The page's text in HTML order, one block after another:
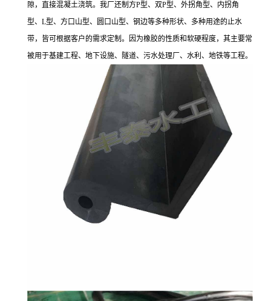
隙，直接混凝土浇筑。我厂还制方P型、双P型、外拐角型、内拐角
型、L型、方口山型、圆口山型、钢边等多种形状、多种用途的止水
带，皆可根据客户的需求定制。因为橡胶的性质和软硬程度，其主要常
被用于基建工程、地下设施、隧道、污水处理厂、水利、地铁等工程。